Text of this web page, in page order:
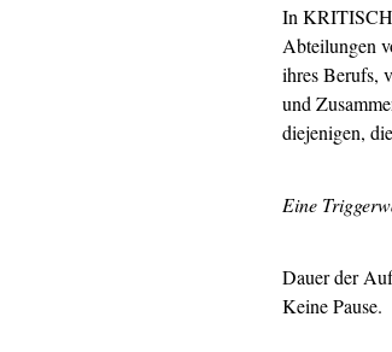
In
Abteilungen
ihres Berufs,
und
diejenigen,
Eine
Dauer der
Keine Pause.